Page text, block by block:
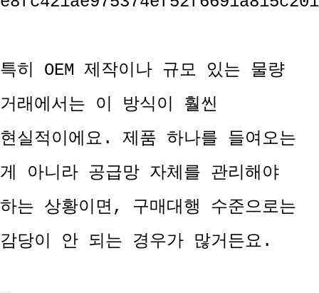
특히 OEM 제작이나 규모 있는 물량
거래에서는 이 방식이 훨씬
현실적이에요. 제품 하나를 들여오는
게 아니라 공급망 자체를 관리해야
하는 상황이면, 구매대행 수준으로는
감당이 안 되는 경우가 많거든요.